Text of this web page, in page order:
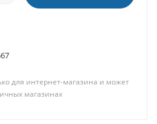
для интернет-магазина и может
магазинах